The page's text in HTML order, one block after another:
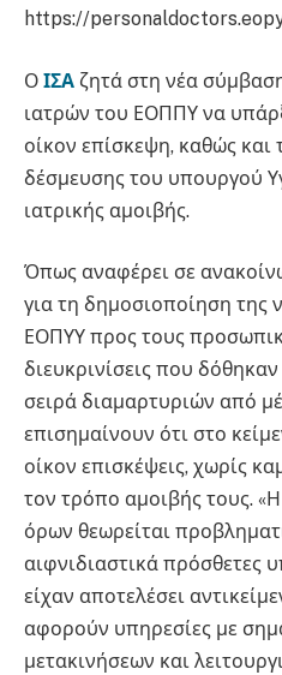
https://
Ο ΙΣΑ ζητά στη νέα
ιατρών του ΕΟΠΠΥ να
οίκον επίσκεψη, καθώς και
δέσμευσης του υπουργού
ιατρικής αμοιβής.
Όπως αναφέρει σε
για τη δημοσιοποίηση της
ΕΟΠΥΥ προς τους
διευκρινίσεις που δόθηκαν
σειρά διαμαρτυριών από
επισημαίνουν ότι στο
οίκον επισκέψεις, χωρίς
τον τρόπο αμοιβής τους.
όρων θεωρείται
αιφνιδιαστικά πρόσθετες
είχαν αποτελέσει
αφορούν υπηρεσίες με
μετακινήσεων και